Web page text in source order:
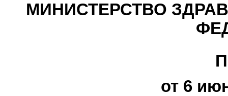
МИНИСТЕРСТВО
от 6